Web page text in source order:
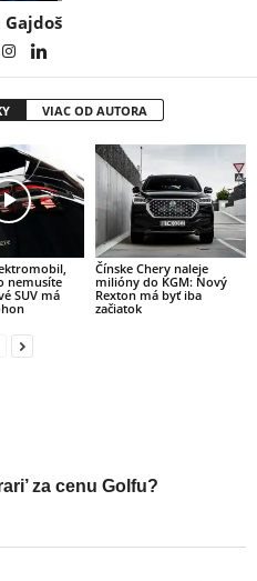
Gajdoš
VIAC OD AUTORA
nemusíte
SUV má
Čínske Chery naleje
milióny do KGM: Nový
Rexton má byť iba
začiatok